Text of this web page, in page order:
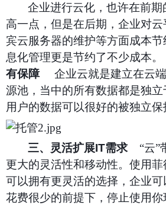
企业进行云化，也许在前
高一点，但是在后期，企业对
宾云服务器的维护等方面成本
息化管理更是节约了不少成本。
有保障
企业云就是建立在云
源池，当中的所有数据都是独立
用户的数据可以很好的被独立保
三、灵活扩展IT需求 “云”
更大的灵活性和移动性。使用
可以拥有更灵活的选择，企业可
花费很少的前提下，停止使用